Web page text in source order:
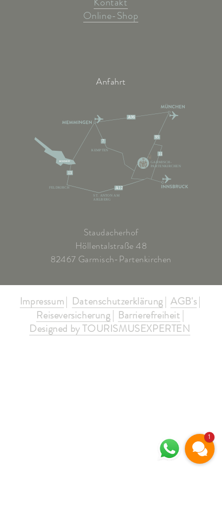
Online-Shop
Anfahrt
A96
95
11
7
A12
13
KEMPTEN
ST. ANTON AM
ARLBERG
FELDKIRCH
GARMISCH-
PARTENKIRCHEN
Staudacherhof
Höllentalstraße 48
82467 Garmisch-Partenkirchen
Impressum Datenschutzerklärung
AGB's
Reiseversicherung
Barrierefreiheit
Designed by TOURISMUSEXPERTEN
1